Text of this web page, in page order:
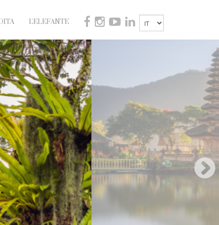
L'ELEFANTE